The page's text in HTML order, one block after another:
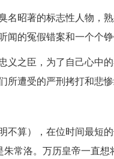
名昭著的标志性人物，
的冤假错案和一个个铮
义之臣，为了自己心中
所遭受的严刑拷打和悲
不算），在位时间最短
朱常洛。万历皇帝一直